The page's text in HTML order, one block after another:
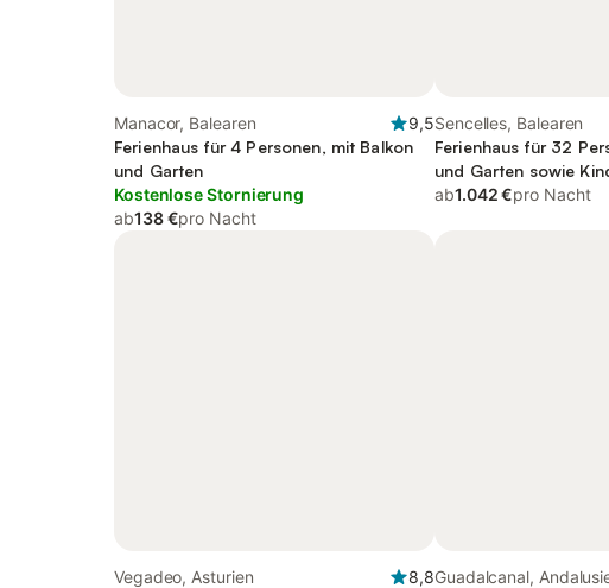
Manacor, Balearen
9,5
Ferienhaus für 4 Personen, mit Balkon
und Garten
Kostenlose Stornierung
ab138 €pro Nacht
Sencelles, Balearen
Ferienhaus für 32
und Garten sowie
ab1.042 €pro Nacht
Vegadeo, Asturien
8,8Guadalcanal,